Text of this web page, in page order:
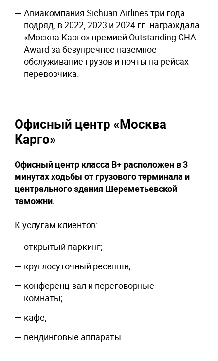
Авиакомпания Sichuan Airlines три года
подряд, в 2022, 2023 и 2024 гг. награждала
«Москва Карго» премией Outstanding GHA
Award за безупречное наземное
обслуживание грузов и почты на рейсах
перевозчика.
Офисный центр «Москва
Карго»
Офисный центр класса В+ расположен в 3
минутах ходьбы от грузового терминала и
центрального здания Шереметьевской
таможни.
К услугам клиентов:
открытый паркинг;
круглосуточный ресепшн;
конференц-зал и переговорные
комнаты;
кафе;
вендинговые аппараты.